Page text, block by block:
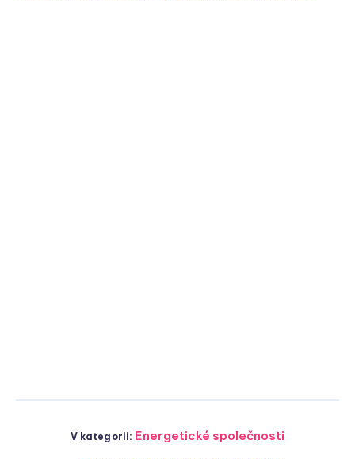
V kategorii: Energetické společnosti